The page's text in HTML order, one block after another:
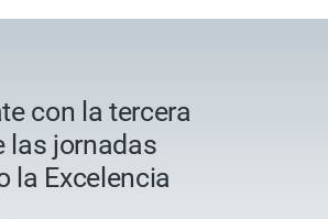
con la tercera
las jornadas
la Excelencia